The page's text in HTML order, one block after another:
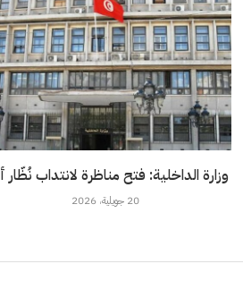
وزارة الداخلية: فتح مناظرة لانتداب
20 جويلية، 2026